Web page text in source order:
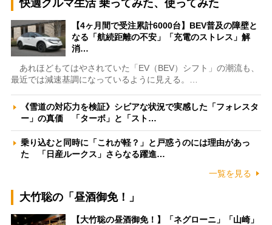
快適クルマ生活 乗ってみた、使ってみた
【4ヶ月間で受注累計6000台】BEV普及の障壁と
なる「航続距離の不安」「充電のストレス」解
消…
あれほどもてはやされていた「EV（BEV）シフト」の潮流も、
最近では減速基調になっているように見える。…
《雪道の対応力を検証》シビアな状況で実感した「フォレスタ
ー」の真価 「ターボ」と「スト…
乗り込むと同時に「これが軽？」と戸惑うのには理由があっ
た 「日産ルークス」さらなる躍進…
一覧を見る
大竹聡の「昼酒御免！」
【大竹聡の昼酒御免！】「ネグローニ」「山崎」